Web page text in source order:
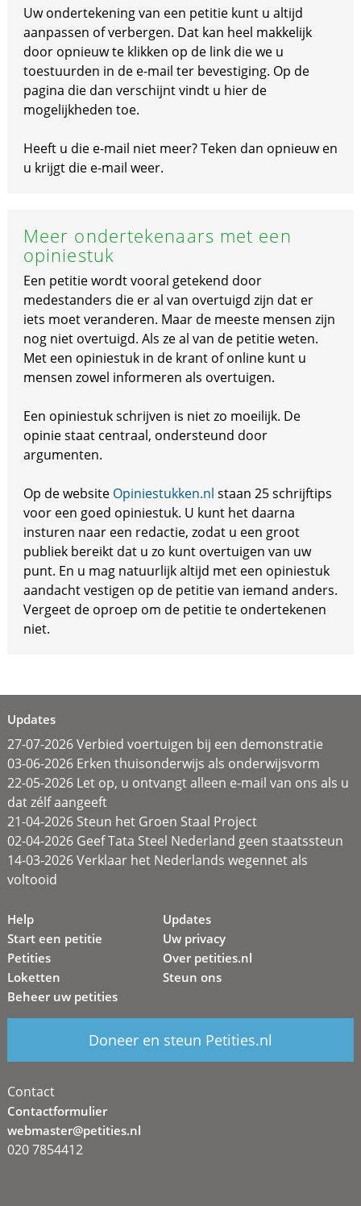
Uw ondertekening van een petitie kunt u altijd
aanpassen of verbergen. Dat kan heel makkelijk
door opnieuw te klikken op de link die we u
toestuurden in de e-mail ter bevestiging. Op de
pagina die dan verschijnt vindt u hier de
mogelijkheden toe.
Heeft u die e-mail niet meer? Teken dan opnieuw en
u krijgt die e-mail weer.
Meer ondertekenaars met een
opiniestuk
Een petitie wordt vooral getekend door
medestanders die er al van overtuigd zijn dat er
iets moet veranderen. Maar de meeste mensen zijn
nog niet overtuigd. Als ze al van de petitie weten.
Met een opiniestuk in de krant of online kunt u
mensen zowel informeren als overtuigen.
Een opiniestuk schrijven is niet zo moeilijk. De
opinie staat centraal, ondersteund door
argumenten.
Op de website Opiniestukken.nl staan 25 schrijftips
voor een goed opiniestuk. U kunt het daarna
insturen naar een redactie, zodat u een groot
publiek bereikt dat u zo kunt overtuigen van uw
punt. En u mag natuurlijk altijd met een opiniestuk
aandacht vestigen op de petitie van iemand anders.
Vergeet de oproep om de petitie te ondertekenen
niet.
Updates
27-07-2026 Verbied voertuigen bij een demonstratie
03-06-2026 Erken thuisonderwijs als onderwijsvorm
22-05-2026 Let op, u ontvangt alleen e-mail van ons als u
dat zélf aangeeft
21-04-2026 Steun het Groen Staal Project
02-04-2026 Geef Tata Steel Nederland geen staatssteun
14-03-2026 Verklaar het Nederlands wegennet als
voltooid
Help
Start een petitie
Petities
Loketten
Beheer uw petities
Updates
Uw privacy
Over petities.nl
Steun ons
Doneer en steun Petities.nl
Contact
Contactformulier
webmaster@petities.nl
020 7854412